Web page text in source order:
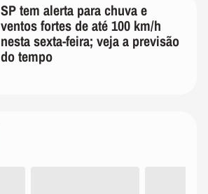
SP tem alerta para chuva e
ventos fortes de até 100 km/h
nesta sexta-feira; veja a previsão
do tempo